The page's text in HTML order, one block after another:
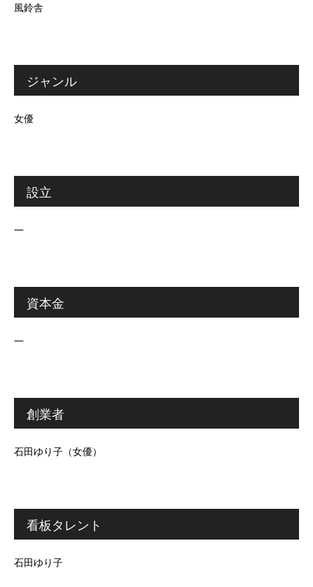
風鈴舎
ジャンル
女優
設立
―
資本金
―
創業者
石田ゆり子（女優）
看板タレント
石田ゆり子